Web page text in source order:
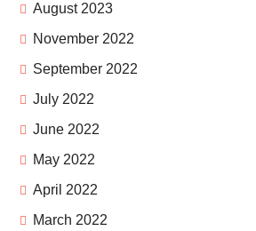
August 2023
November 2022
September 2022
July 2022
June 2022
May 2022
April 2022
March 2022